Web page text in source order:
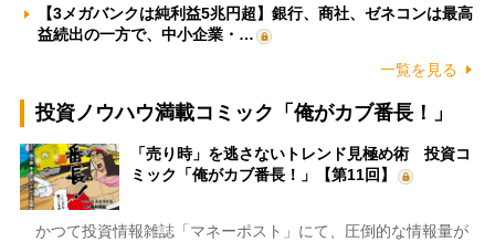
【3メガバンクは純利益5兆円超】銀行、商社、ゼネコンは最高
益続出の一方で、中小企業・…
一覧を見る
投資ノウハウ満載コミック「俺がカブ番長！」
「売り時」を逃さないトレンド見極め術 投資コ
ミック「俺がカブ番長！」【第11回】
かつて投資情報雑誌「マネーポスト」にて、圧倒的な情報量が